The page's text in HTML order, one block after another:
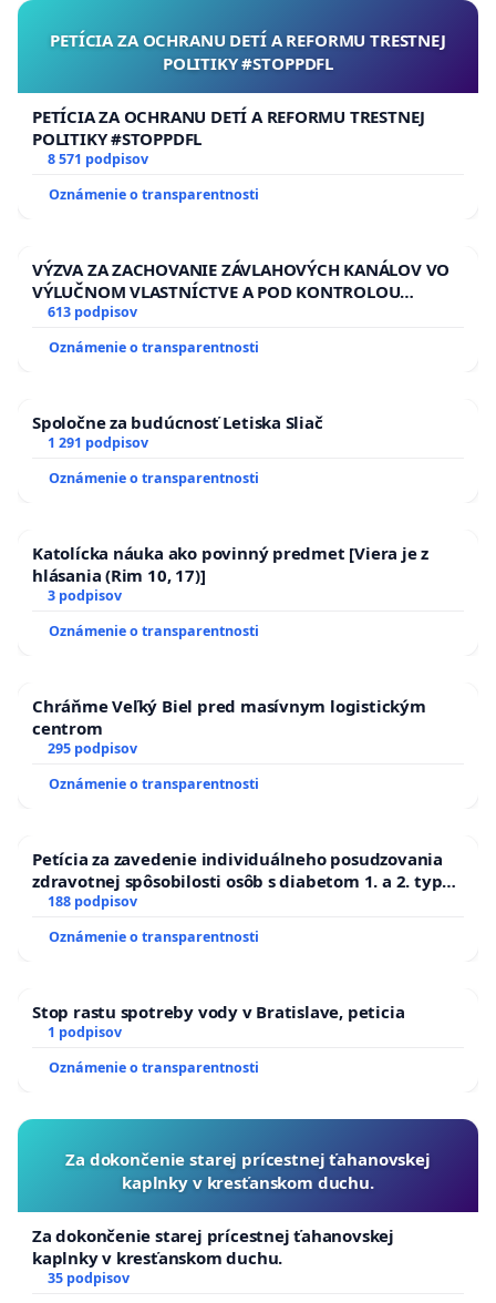
PETÍCIA ZA OCHRANU DETÍ A REFORMU TRESTNEJ
POLITIKY #STOPPDFL
PETÍCIA ZA OCHRANU DETÍ A REFORMU TRESTNEJ
POLITIKY #STOPPDFL
8 571 podpisov
Oznámenie o transparentnosti
VÝZVA ZA ZACHOVANIE ZÁVLAHOVÝCH KANÁLOV VO
VÝLUČNOM VLASTNÍCTVE A POD KONTROLOU
SLOVENSKEJ REPUBLIKY & žiadosť na riešenie
zanedbaného stavu závlahových a odvodňovacích
kanálov na Slovensku
613 podpisov
Oznámenie o transparentnosti
Spoločne za budúcnosť Letiska Sliač
1 291 podpisov
Oznámenie o transparentnosti
Katolícka náuka ako povinný predmet [Viera je z
hlásania (Rim 10, 17)]
3 podpisov
Oznámenie o transparentnosti
Chráňme Veľký Biel pred masívnym logistickým
centrom
295 podpisov
Oznámenie o transparentnosti
Petícia za zavedenie individuálneho posudzovania
zdravotnej spôsobilosti osôb s diabetom 1. a 2. typu
pri prijímaní do Policajného zboru SR
188 podpisov
Oznámenie o transparentnosti
Stop rastu spotreby vody v Bratislave, peticia
1 podpisov
Oznámenie o transparentnosti
Za dokončenie starej prícestnej ťahanovskej
kaplnky v kresťanskom duchu.
Za dokončenie starej prícestnej ťahanovskej
kaplnky v kresťanskom duchu.
35 podpisov